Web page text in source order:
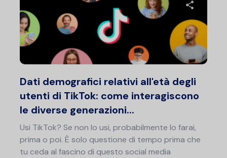
Condividi
Dati demografici relativi all'età degli
utenti di TikTok: come interagiscono
le diverse generazioni...
Usi TikTok? Se non lo usi, probabilmente lo farai,
prima o poi. È solo questione di tempo prima che
tu ceda al fascino di questo social media